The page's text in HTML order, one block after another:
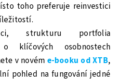
toho preferuje reinvestici
strukturu portfolia
klíčových osobnostech
v novém e-booku od XTB,
pohled na fungování jedné